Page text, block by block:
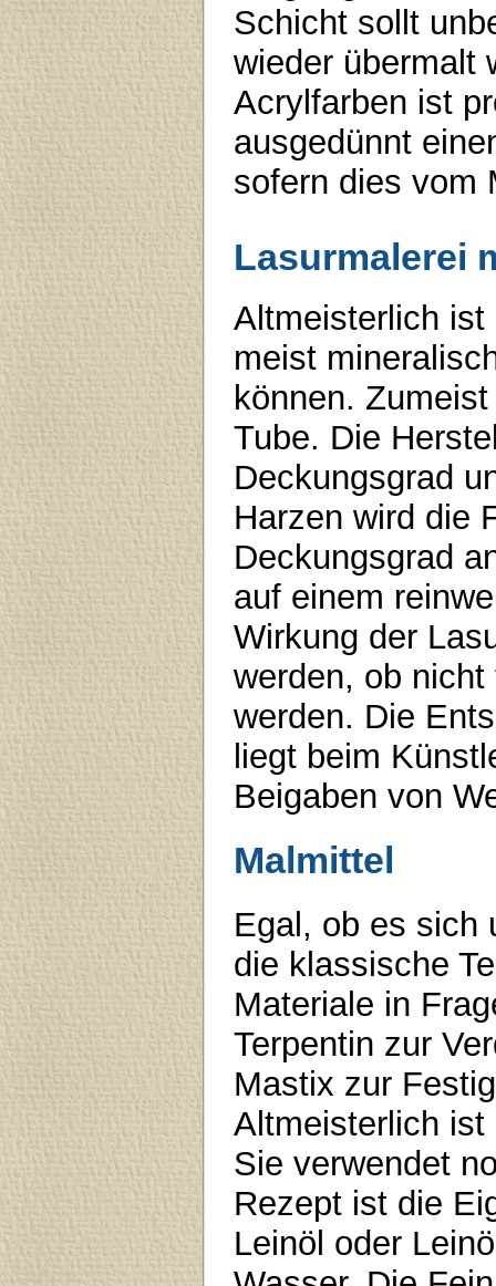
Schicht sollt
wieder übermalt
Acrylfarben ist
ausgedünnt
sofern dies vom
Lasurmalerei
Altmeisterlich ist
meist
können.
Tube. Die
Deckungsgrad
Harzen wird die
Deckungsgrad
auf einem
Wirkung der
werden, ob
werden. Die
liegt beim
Beigaben von
Malmittel
Egal, ob es sich
die klassische
Materiale in
Terpentin zur
Mastix zur
Altmeisterlich ist
Sie verwendet
Rezept ist die
Leinöl oder